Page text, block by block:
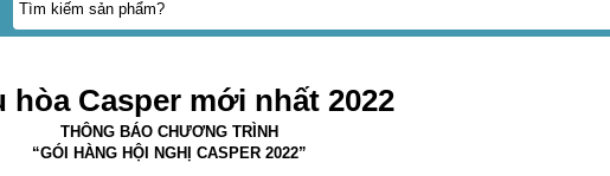
Casper mới nhất 2022
THÔNG BÁO CHƯƠNG TRÌNH
“GÓI HÀNG HỘI NGHỊ CASPER 2022”